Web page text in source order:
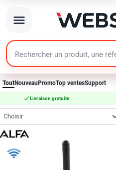
menu
search
ToutNouveau PromoTop ventesSupport
checkLivraison gratuite
Choisir